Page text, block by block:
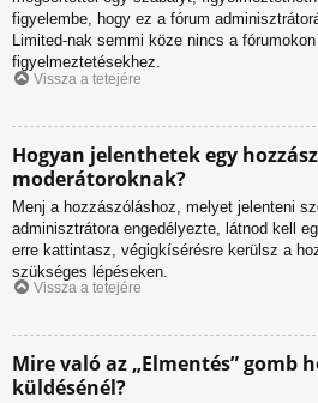
figyelembe, hogy ez a fórum
Limited-nak semmi köze nincs a
figyelmeztetésekhez.
Vissza a tetejére
Hogyan jelenthetek egy
moderátoroknak?
Menj a hozzászóláshoz, melyet jelenteni
adminisztrátora engedélyezte, látnod kell
erre kattintasz, végigkísérésre kerülsz a
szükséges lépéseken.
Vissza a tetejére
Mire való az „Elmentés” gomb
küldésénél?